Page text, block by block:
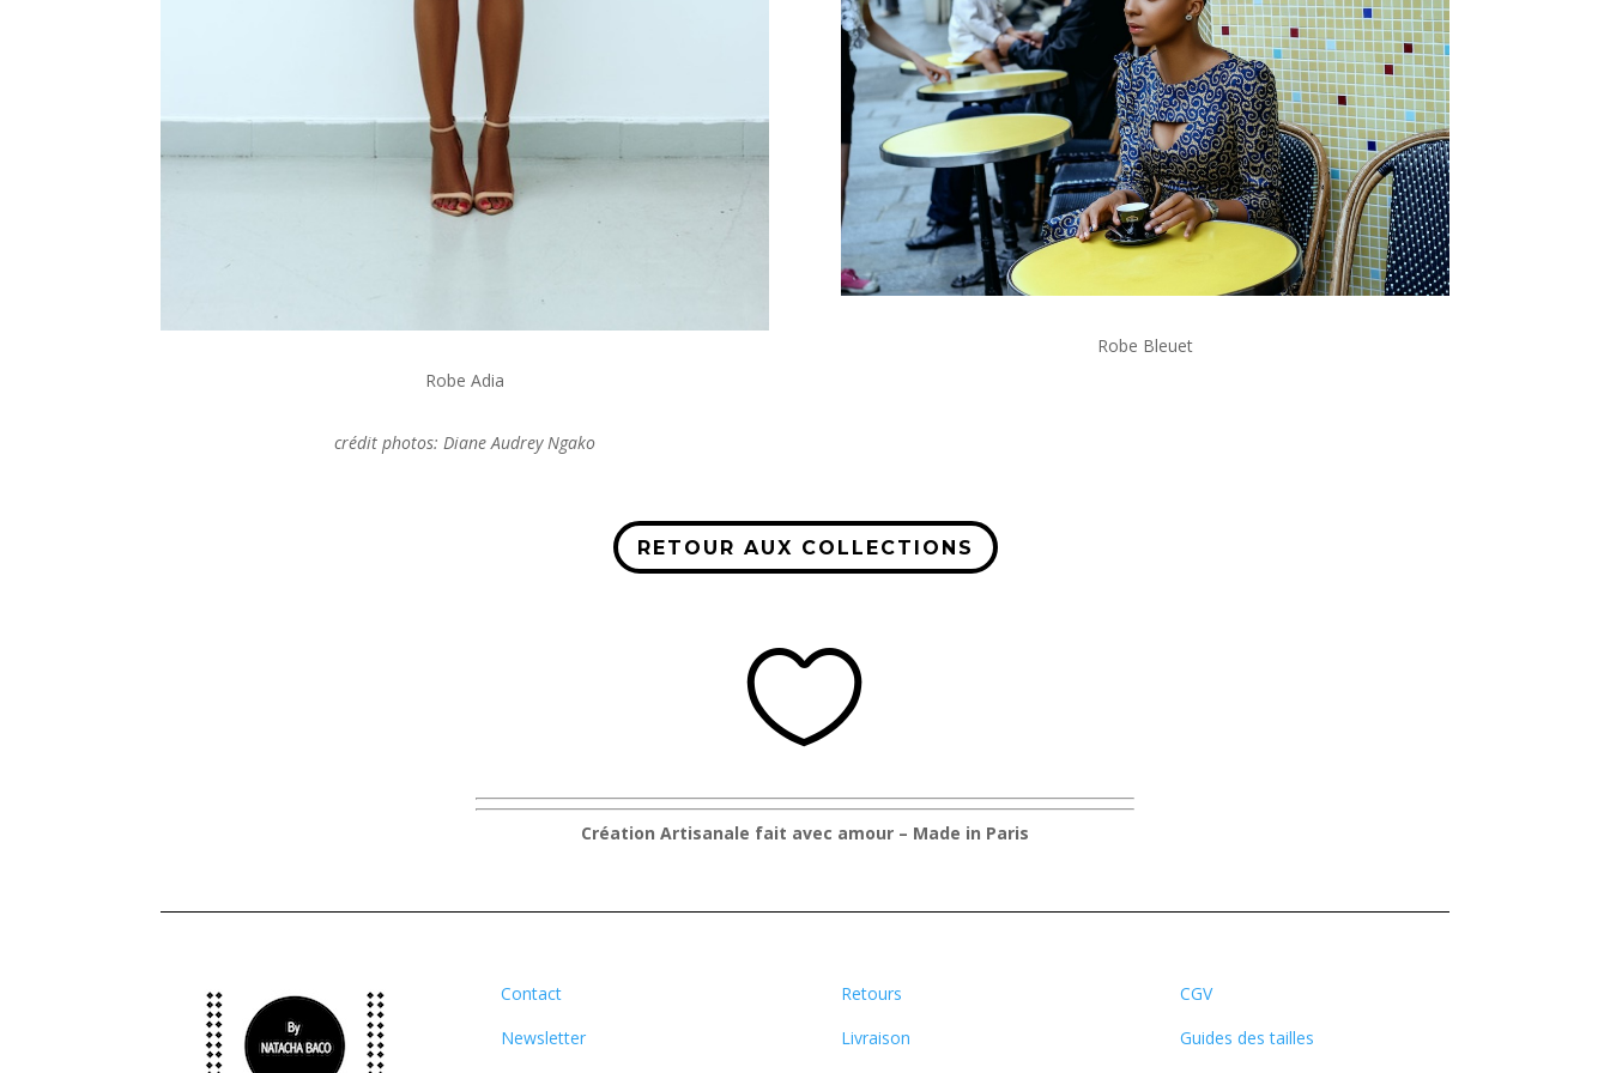
Robe Adia
crédit photos: Diane Audrey Ngako
Robe Bleuet
RETOUR AUX COLLECTIONS

Création Artisanale fait avec amour – Made in Paris
Contact
Newsletter
Retours
Livraison
CGV
Guides des tailles